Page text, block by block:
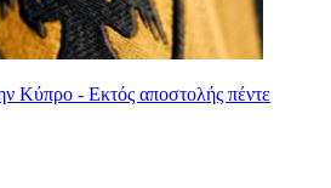
Κύπρο - Εκτός αποστολής πέντε